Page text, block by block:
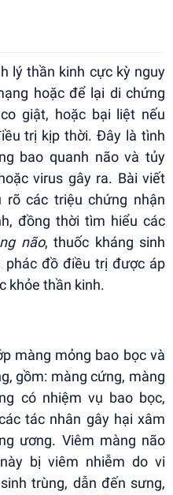
lý thần kinh cực kỳ nguy
hoặc để lại di chứng
giật, hoặc bại liệt nếu
trị kịp thời. Đây là tình
bao quanh não và tủy
virus gây ra. Bài viết
các triệu chứng nhận
đồng thời tìm hiểu các
não, thuốc kháng sinh
phác đồ điều trị được áp
khỏe thần kinh.
màng mỏng bao bọc và
gồm: màng cứng, màng
có nhiệm vụ bao bọc,
tác nhân gây hại xâm
ương. Viêm màng não
bị viêm nhiễm do vi
trùng, dẫn đến sưng,